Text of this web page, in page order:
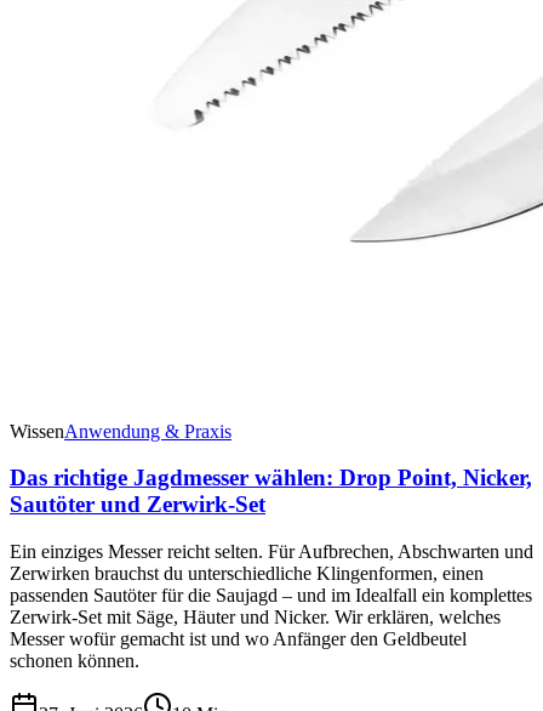
WissenAnwendung & Praxis
Das richtige Jagdmesser wählen: Drop Point, Nicker,
Sautöter und Zerwirk-Set
Ein einziges Messer reicht selten. Für Aufbrechen, Abschwarten und
Zerwirken brauchst du unterschiedliche Klingenformen, einen
passenden Sautöter für die Saujagd – und im Idealfall ein komplettes
Zerwirk-Set mit Säge, Häuter und Nicker. Wir erklären, welches
Messer wofür gemacht ist und wo Anfänger den Geldbeutel
schonen können.